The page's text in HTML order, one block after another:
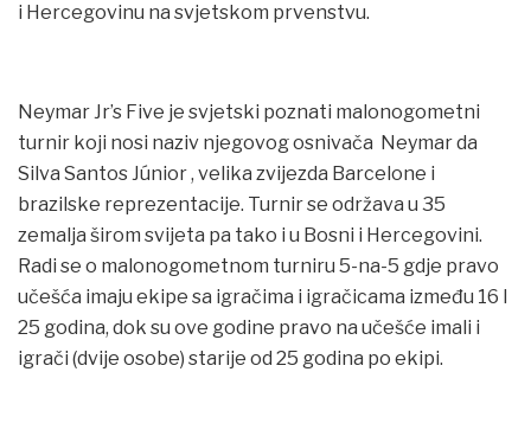
i Hercegovinu na svjetskom prvenstvu.
Neymar Jr’s Five je svjetski poznati malonogometni
turnir koji nosi naziv njegovog osnivača Neymar da
Silva Santos Júnior , velika zvijezda Barcelone i
brazilske reprezentacije. Turnir se održava u 35
zemalja širom svijeta pa tako i u Bosni i Hercegovini.
Radi se o malonogometnom turniru 5-na-5 gdje pravo
učešća imaju ekipe sa igračima i igračicama između 16 I
25 godina, dok su ove godine pravo na učešće imali i
igrači (dvije osobe) starije od 25 godina po ekipi.